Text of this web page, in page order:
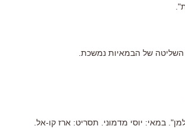
של הבמאיות נמשכת.
במאי: יוסי מדמוני. תסריט: ארז קו-אל.